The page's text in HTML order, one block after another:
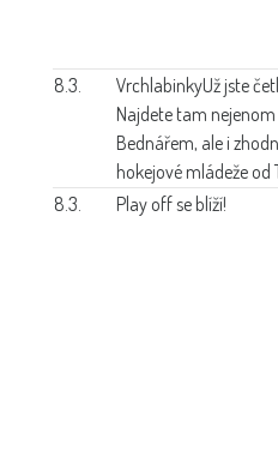
8.3. VrchlabinkyUž jste
Najdete tam
Bednářem, ale i
hokejové mládeže od
8.3.
Play off se blíží!